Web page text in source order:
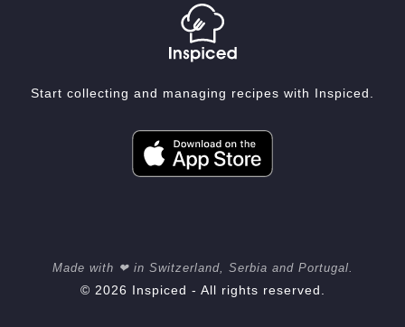
Start collecting and managing recipes with Inspiced.
Made with ❤ in Switzerland, Serbia and Portugal.
© 2026 Inspiced - All rights reserved.